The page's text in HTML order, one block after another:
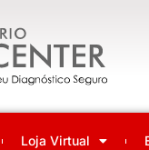
Loja Virtual